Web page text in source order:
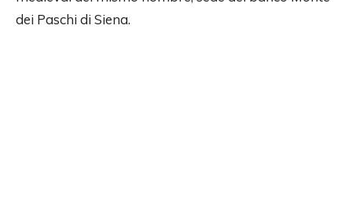
dei Paschi di Siena.